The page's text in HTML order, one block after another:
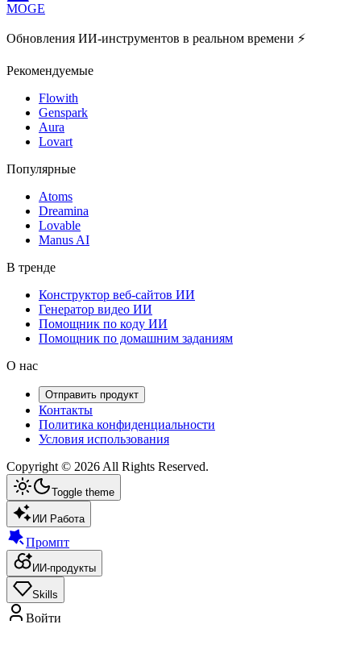
MOGE
Обновления ИИ-инструментов в реальном времени ⚡️
Рекомендуемые
Flowith
Genspark
Aura
Lovart
Популярные
Atoms
Dreamina
Lovable
Manus AI
В тренде
Конструктор веб-сайтов ИИ
Генератор видео ИИ
Помощник по коду ИИ
Помощник по домашним заданиям
О нас
Отправить продукт
Контакты
Политика конфиденциальности
Условия использования
Copyright © 2026 All Rights Reserved.
Toggle theme
ИИ Работа
Промпт
ИИ-продукты
Skills
Войти